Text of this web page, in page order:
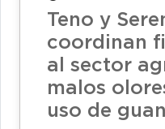
Teno y
coordinan
al sector
malos
uso de